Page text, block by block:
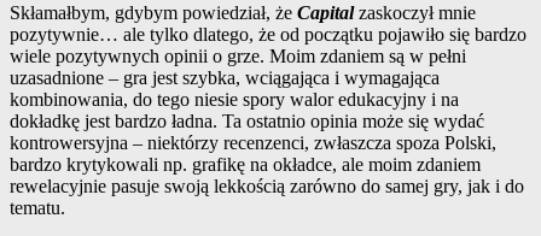
Skłamałbym, gdybym powiedział, że Capitalzaskoczył mnie
pozytywnie… ale tylko dlatego, że od początku pojawiło się bardzo
wiele pozytywnych opinii o grze. Moim zdaniem są w pełni
uzasadnione – gra jest szybka, wciągająca i wymagająca
kombinowania, do tego niesie spory walor edukacyjny i na
dokładkę jest bardzo ładna. Ta ostatnio opinia może się wydać
kontrowersyjna – niektórzy recenzenci, zwłaszcza spoza Polski,
bardzo krytykowali np. grafikę na okładce, ale moim zdaniem
rewelacyjnie pasuje swoją lekkością zarówno do samej gry, jak i do
tematu.